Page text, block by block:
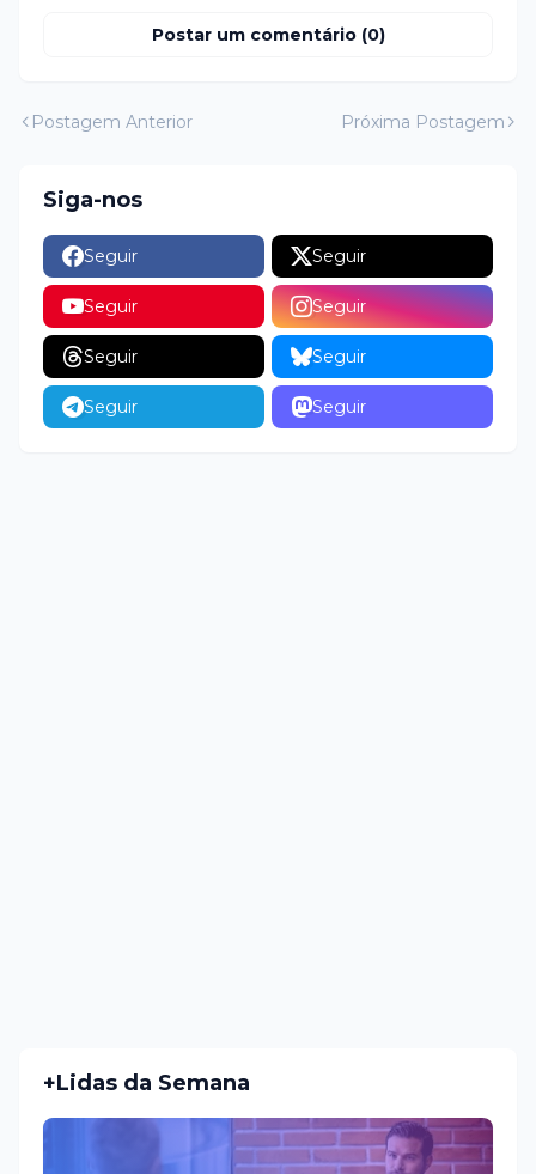
Postar um comentário (0)
Postagem Anterior Próxima Postagem
Siga-nos
Seguir Seguir
Seguir Seguir
Seguir Seguir
Seguir Seguir
+Lidas da Semana